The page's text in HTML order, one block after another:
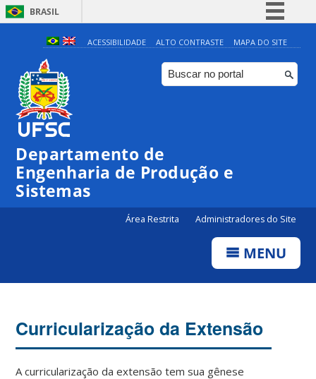
BRASIL
Simplifique!
Comunica BR
Participe
ACESSIBILIDADE ALTO CONTRASTE MAPA DO SITE
Departamento de
Engenharia de Produção e
Sistemas
Área Restrita Administradores do Site
MENU
Curricularização da Extensão
A curricularização da extensão tem sua gênese